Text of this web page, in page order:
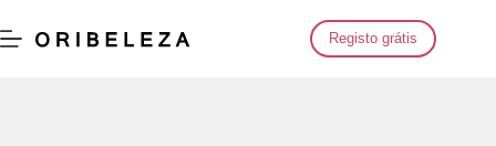
para
o
Registo grátis